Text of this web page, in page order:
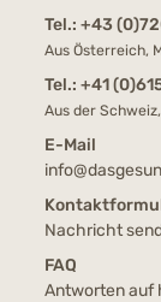
Tel.: +43
Aus Österreich,
Tel.: +41
Aus der
E-Mail
Nachricht
FAQ
Antworten auf